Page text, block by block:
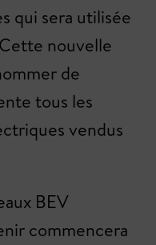
qui sera utilisée
nouvelle
de
tous les
vendus
BEV
commencera